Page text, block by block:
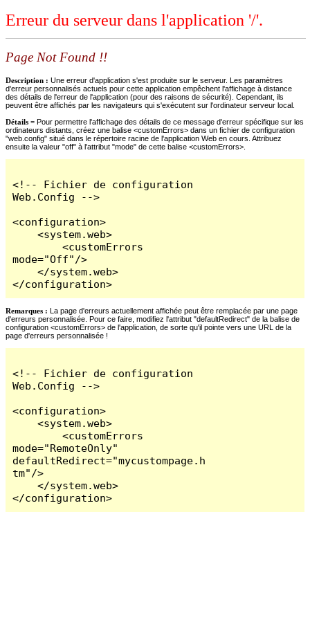
Erreur du serveur dans l'application '/'.
Page Not Found !!
Description : Une erreur d'application s'est produite sur le serveur. Les paramètres
d'erreur personnalisés actuels pour cette application empêchent l'affichage à distance
des détails de l'erreur de l'application (pour des raisons de sécurité). Cependant, ils
peuvent être affichés par les navigateurs qui s'exécutent sur l'ordinateur serveur local.
Détails = Pour permettre l'affichage des détails de ce message d'erreur spécifique sur les
ordinateurs distants, créez une balise <customErrors> dans un fichier de configuration
"web.config" situé dans le répertoire racine de l'application Web en cours. Attribuez
ensuite la valeur "off" à l'attribut "mode" de cette balise <customErrors>.
<!-- Fichier de configuration
Web.Config -->
<configuration>
    <system.web>
        <customErrors
mode="Off"/>
    </system.web>
</configuration>
Remarques : La page d'erreurs actuellement affichée peut être remplacée par une page
d'erreurs personnalisée. Pour ce faire, modifiez l'attribut "defaultRedirect" de la balise de
configuration <customErrors> de l'application, de sorte qu'il pointe vers une URL de la
page d'erreurs personnalisée !
<!-- Fichier de configuration
Web.Config -->
<configuration>
    <system.web>
        <customErrors
mode="RemoteOnly"
defaultRedirect="mycustompage.h
tm"/>
    </system.web>
</configuration>